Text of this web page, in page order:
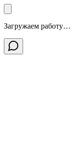
Загружаем работу…